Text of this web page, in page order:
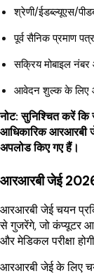
श्रेणी/ईडब्ल्यूएस/
पूर्व सैनिक प्रमाण
सक्रिय मोबाइल
आवेदन शुल्क के लिए
नोट: सुनिश्चित करें
आधिकारिक आरआरबी
अपलोड किए गए हैं।
आरआरबी जेई
आरआरबी जेई चयन
से गुजरेंगे, जो कंप्यूटर
और मेडिकल परीक्षा
आरआरबी जेई के लिए